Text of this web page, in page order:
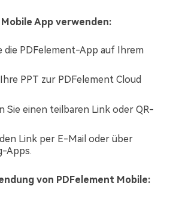
App verwenden:
die PDFelement-App auf Ihrem
PPT zur PDFelement Cloud
Sie einen teilbaren Link oder QR-
Link per E-Mail oder über
Apps.
von PDFelement Mobile: